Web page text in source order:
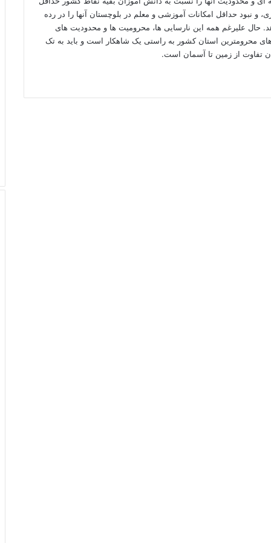
و نبود حداقل امکانات آموزشی و معلم در بلوچستان آنها را در رده
حال علیرغم همه این نارسایی ها، محرومیت ها و محدودیت های
محرومترین استان کشور به راستی یک شاهکار است و باید به تک
تفاوت از زمین تا آسمان است.